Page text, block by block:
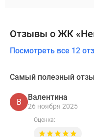
Отзывы о ЖК
Посмотреть все 12
Самый полезный
В
Валентина
26 ноября 2025
Оценка: